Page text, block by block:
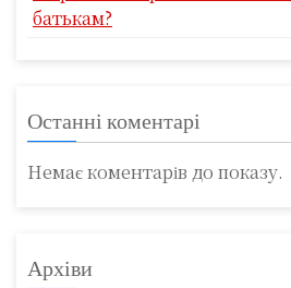
батькам?
Останні коментарі
Немає коментарів до показу.
Архіви